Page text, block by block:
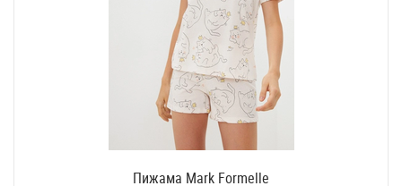
Пижама Mark Formelle